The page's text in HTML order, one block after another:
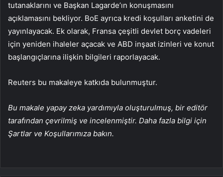
tutanaklarını ve Başkan Lagarde’ın konuşmasını
açıklamasını bekliyor. BoE ayrıca kredi koşulları anketini de
yayınlayacak. Ek olarak, Fransa çeşitli devlet borç vadeleri
için yeniden ihaleler açacak ve ABD inşaat izinleri ve konut
başlangıçlarına ilişkin bilgileri raporlayacak.
Reuters bu makaleye katkıda bulunmuştur.
Bu makale yapay zeka yardımıyla oluşturulmuş, bir editör
tarafından çevrilmiş ve incelenmiştir. Daha fazla bilgi için
Şartlar ve Koşullarımıza bakın.